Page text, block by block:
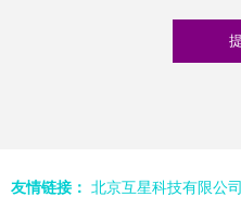
友情链接： 北京互星科技有限公司